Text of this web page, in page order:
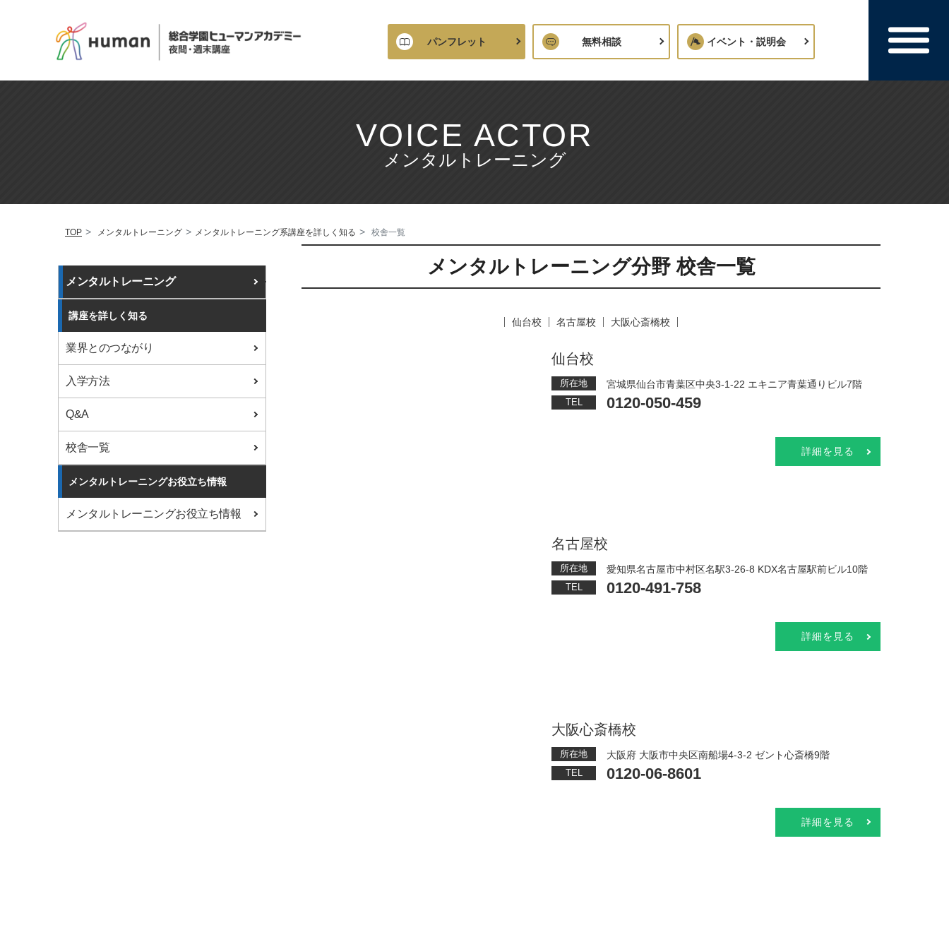
イベント・説明会
無料相談
パンフレット
VOICE ACTOR
メンタルトレーニング
TOP メンタルトレーニング メンタルトレーニング系講座を詳しく知る 校舎一覧
メンタルトレーニング分野 校舎一覧
仙台校 名古屋校 大阪心斎橋校
仙台校
所在地 宮城県仙台市青葉区中央3-1-22 エキニア青葉通りビル7階
TEL 0120-050-459
詳細を見る
名古屋校
所在地 愛知県名古屋市中村区名駅3-26-8 KDX名古屋駅前ビル10階
TEL 0120-491-758
詳細を見る
大阪心斎橋校
所在地 大阪府 大阪市中央区南船場4-3-2 ゼント心斎橋9階
TEL 0120-06-8601
詳細を見る
メンタルトレーニング
講座を詳しく知る
業界とのつながり
入学方法
Q&A
校舎一覧
メンタルトレーニングお役立ち情報
メンタルトレーニングお役立ち情報